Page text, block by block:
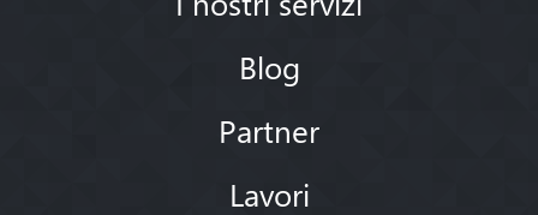
Blog
Partner
Lavori